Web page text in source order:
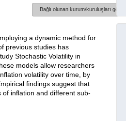
Bağlı olunan kurum/kuruluşları göster
a dynamic method for
previous studies has
Stochastic Volatility in
models allow researchers
volatility over time, by
findings suggest that
inflation and different sub-